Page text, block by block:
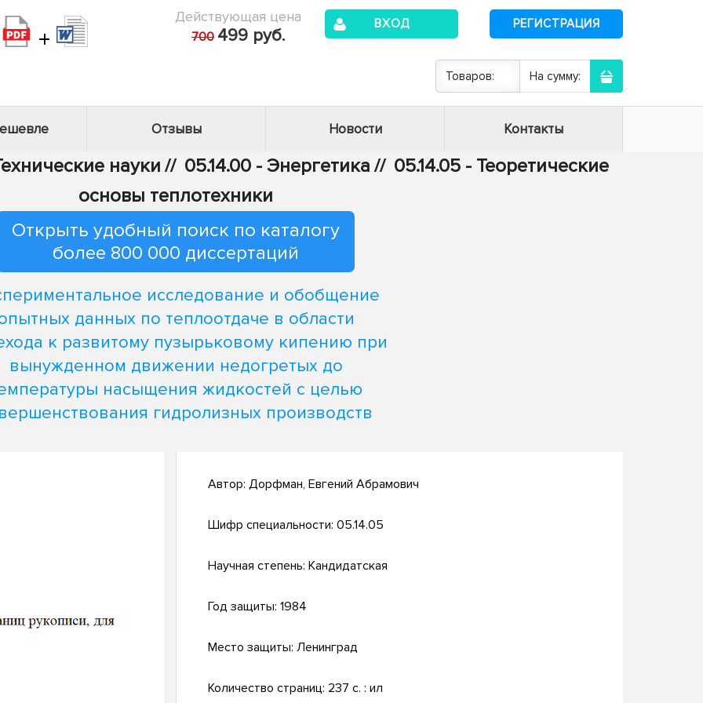
+
Действующая цена
700 499 руб.
ВХОД РЕГИСТРАЦИЯ
Товаров: На сумму:
Отзывы Новости Контакты
науки // 05.14.00 - Энергетика // 05.14.05 - Теоретические
основы теплотехники
Открыть удобный поиск по каталогу
более 800 000 диссертаций
исследование и обобщение
данных по теплоотдаче в области
к развитому пузырьковому кипению при
вынужденном движении недогретых до
насыщения жидкостей с целью
гидролизных производств
Автор: Дорфман, Евгений Абрамович
Шифр специальности: 05.14.05
Научная степень: Кандидатская
Год защиты: 1984
Место защиты: Ленинград
Количество страниц: 237 c. : ил